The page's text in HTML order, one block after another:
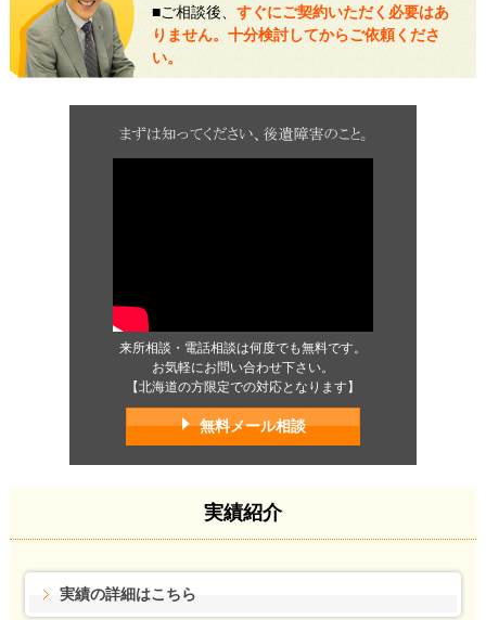
■ご相談後、 すぐにご契約いただく必要はあ
りません。十分検討してからご依頼くださ
い。
来所相談・電話相談は何度でも無料です。
お気軽にお問い合わせ下さい。
【北海道の方限定での対応となります】
無料メール相談
実績紹介
実績の詳細はこちら